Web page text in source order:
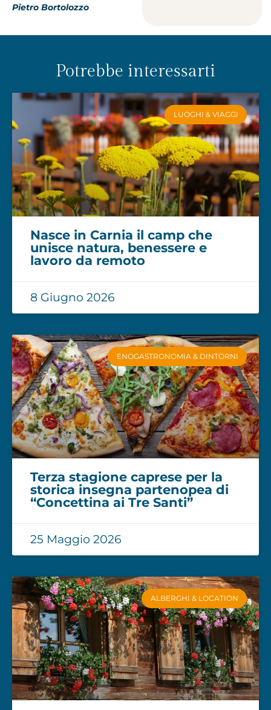
Pietro Bortolozzo
Potrebbe interessarti
LUOGHI & VIAGGI
Nasce in Carnia il camp che
unisce natura, benessere e
lavoro da remoto
8 Giugno 2026
ENOGASTRONOMIA & DINTORNI
Terza stagione caprese per la
storica insegna partenopea di
“Concettina ai Tre Santi”
25 Maggio 2026
ALBERGHI & LOCATION